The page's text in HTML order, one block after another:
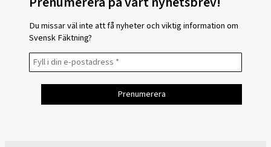
Du missar väl inte att få nyheter och viktig information om
Svensk Fäktning?